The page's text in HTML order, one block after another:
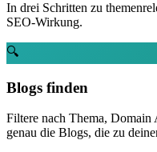
In drei Schritten zu
SEO-Wirkung.
🔍
Blogs finden
Filtere nach Thema, Domain
genau die Blogs, die zu